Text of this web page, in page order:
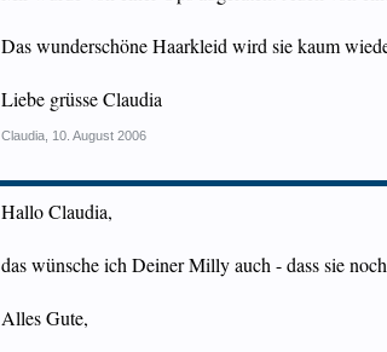
Das wunderschöne Haarkleid wird sie kaum
Liebe grüsse Claudia
Claudia 10. August 2006
Hallo Claudia,
das wünsche ich Deiner Milly auch - dass sie
Alles Gute,